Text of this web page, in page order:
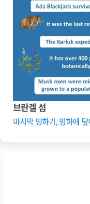
브란겔 섬
마지막 빙하기, 빙하에